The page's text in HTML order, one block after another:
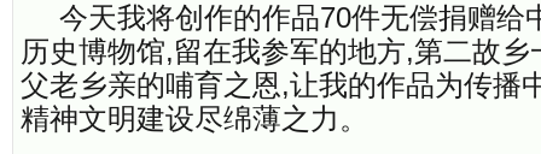
今天我将创作的作品70件无偿捐赠给
历史博物馆,留在我参军的地方,第二故
父老乡亲的哺育之恩,让我的作品为传播
精神文明建设尽绵薄之力。